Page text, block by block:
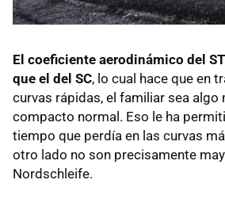
El coeficiente aerodinámico del
que el del SC, lo cual hace que en
curvas rápidas, el familiar sea algo
compacto normal. Eso le ha
tiempo que perdía en las curvas
otro lado no son precisamente
Nordschleife.